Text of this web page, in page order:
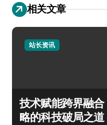
相关文章
站长资讯
技术赋能跨界融
略的科技破局之道